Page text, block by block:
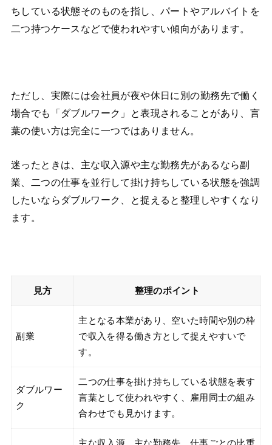
ちしている状態そのものを指し、パートやアルバイトを
二つ持つケースなどで使われやすい傾向があります。
ただし、実際には会社員が夜や休日に別の勤務先で働く
場合でも「ダブルワーク」と表現されることがあり、言
葉の使い方は完全に一つではありません。
迷ったときは、主な収入源や主な勤務先があるなら副
業、二つの仕事を並行して掛け持ちしている状態を強調
したいならダブルワーク、と捉えると整理しやすくなり
ます。
見方 整理のポイント
副業
主となる本業があり、空いた時間や別の枠
で収入を得る働き方として捉えやすいで
す。
ダブルワー
ク
二つの仕事を掛け持ちしている状態を表す
言葉として使われやすく、雇用同士の組み
合わせでも見かけます。